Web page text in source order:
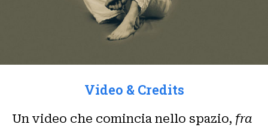
Video & Credits
Un video che comincia nello spazio, fra